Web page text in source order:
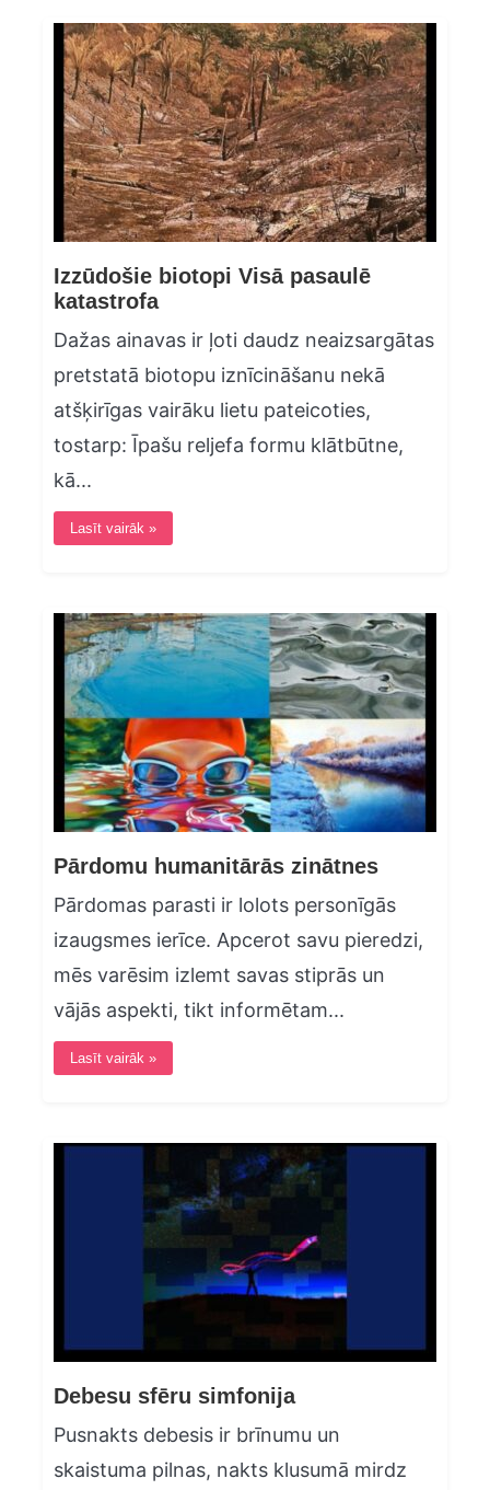
Izzūdošie biotopi Visā pasaulē
katastrofa
Dažas ainavas ir ļoti daudz neaizsargātas
pretstatā biotopu iznīcināšanu nekā
atšķirīgas vairāku lietu pateicoties,
tostarp: Īpašu reljefa formu klātbūtne,
kā...
Lasīt vairāk »
Pārdomu humanitārās zinātnes
Pārdomas parasti ir lolots personīgās
izaugsmes ierīce. Apcerot savu pieredzi,
mēs varēsim izlemt savas stiprās un
vājās aspekti, tikt informētam...
Lasīt vairāk »
Debesu sfēru simfonija
Pusnakts debesis ir brīnumu un
skaistuma pilnas, nakts klusumā mirdz